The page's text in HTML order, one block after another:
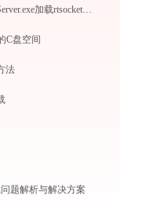
REALTEK蓝牙驱动 BTServer.exe加载rtsocket.dll文件丢失处理办法
C盘空间
法
题解析与解决方案